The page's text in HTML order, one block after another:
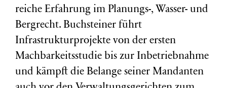
reiche Erfahrung im Planungs-, Wasser- und
Bergrecht. Buchsteiner führt
Infrastrukturprojekte von der ersten
Machbarkeitsstudie bis zur Inbetriebnahme
und kämpft die Belange seiner Mandanten